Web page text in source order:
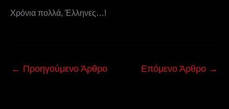
Χρόνια πολλά, Έλληνες…!
← Προηγούμενο Άρθρο Επόμενο Άρθρο →